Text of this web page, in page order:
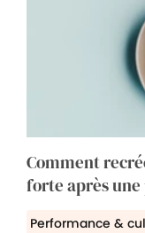
Comment
forte après une
Performance &